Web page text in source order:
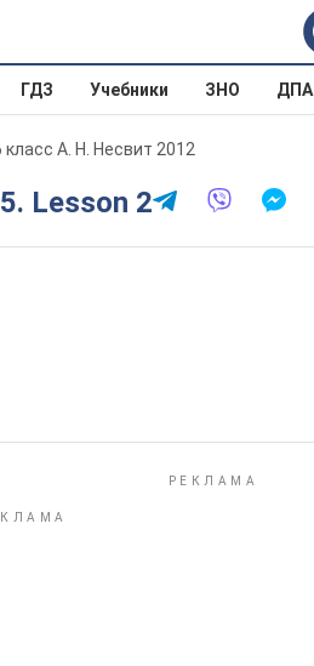
ГДЗ Учебники ЗНО ДПА
класс А. Н. Несвит 2012
Lesson 2